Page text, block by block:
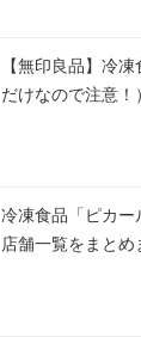
【無印良品】冷
だけなので注意！
冷凍食品「ピカー
店舗一覧をまとめ